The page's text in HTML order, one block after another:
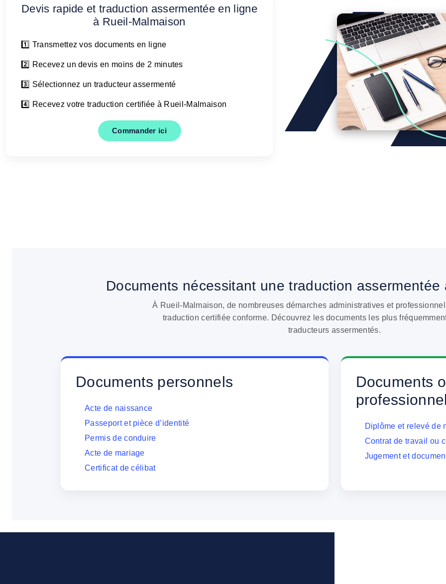
Devis rapide et traduction assermentée en ligne
à Rueil-Malmaison
1️⃣ Transmettez vos documents en ligne
2️⃣ Recevez un devis en moins de 2 minutes
3️⃣ Sélectionnez un traducteur assermenté
4️⃣ Recevez votre traduction certifiée à Rueil-Malmaison
Commander ici
Documents nécessitant une traduction assermentée
À Rueil-Malmaison, de nombreuses démarches administratives et
traduction certifiée conforme. Découvrez les documents les plus
traducteurs assermentés.
Documents personnels
Acte de naissance
Passeport et pièce d’identité
Permis de conduire
Acte de mariage
Certificat de célibat
Documents
Diplôme et relevé de
Contrat de travail ou
Jugement et